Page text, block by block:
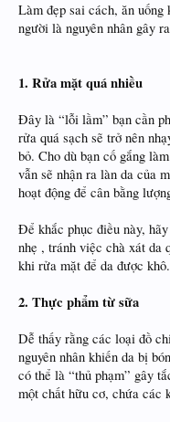
Làm đẹp sai cách, ăn
người là nguyên nhân gây
1. Rửa mặt quá nhiều
Đây là “lỗi lầm” bạn cần
rửa quá sạch sẽ trở nên
bỏ. Cho dù bạn cố gắng
vẫn sẽ nhận ra làn da của
hoạt động để cân bằng
Để khắc phục điều này,
nhẹ , tránh việc chà xát da
khi rửa mặt để da được khô.
2. Thực phẩm từ sữa
Dễ thấy rằng các loại đồ
nguyên nhân khiến da bị
có thể là “thủ phạm” gây
một chất hữu cơ, chứa các